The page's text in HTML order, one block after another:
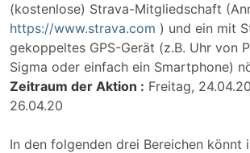
(kostenlose) Strava-Mitgliedschaft
https://www.strava.com ) und ein mit
gekoppeltes GPS-Gerät (z.B. Uhr von
Sigma oder einfach ein Smartphone)
Zeitraum der Aktion : Freitag,
26.04.20
In den folgenden drei Bereichen könnt